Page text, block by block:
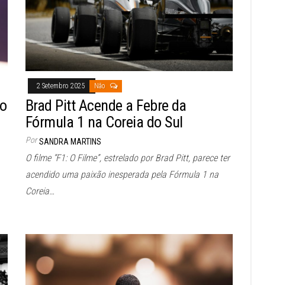
2 Setembro 2025 Não
Brad Pitt Acende a Febre da
Fórmula 1 na Coreia do Sul
Por SANDRA MARTINS
O filme “F1: O Filme”, estrelado por Brad Pitt, parece ter
acendido uma paixão inesperada pela Fórmula 1 na
Coreia…